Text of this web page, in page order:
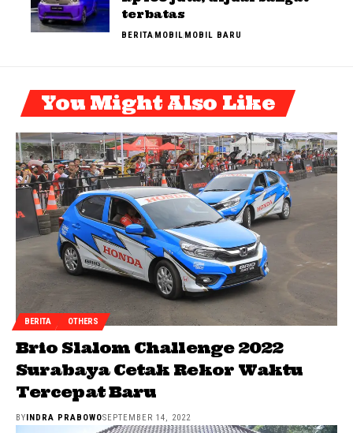
terbatas
BERITAMOBILMOBIL BARU
You Might Also Like
BERITA OTHERS
Brio Slalom Challenge 2022
Surabaya Cetak Rekor Waktu
Tercepat Baru
BYINDRA PRABOWOSEPTEMBER 14, 2022